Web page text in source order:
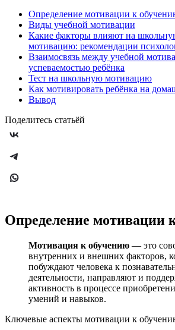
Определение мотивации к
Виды учебной мотивации
Какие факторы влияют на
мотивацию: рекомендации
Взаимосвязь между учебной
успеваемостью ребёнка
Тест на школьную мотивацию
Как мотивировать ребёнка на
Вывод
Поделитесь статьёй
Определение мотивации
Мотивация к обучению — это
внутренних и внешних факторов,
побуждают человека к
деятельности, направляют и
активность в процессе
умений и навыков.
Ключевые аспекты мотивации к